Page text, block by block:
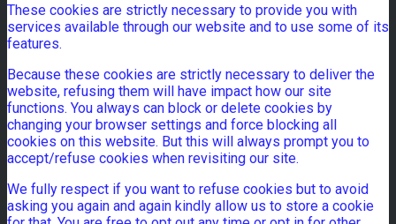
These cookies are strictly necessary to provide you with
services available through our website and to use some of its
features.
Because these cookies are strictly necessary to deliver the
website, refusing them will have impact how our site
functions. You always can block or delete cookies by
changing your browser settings and force blocking all
cookies on this website. But this will always prompt you to
accept/refuse cookies when revisiting our site.
We fully respect if you want to refuse cookies but to avoid
asking you again and again kindly allow us to store a cookie